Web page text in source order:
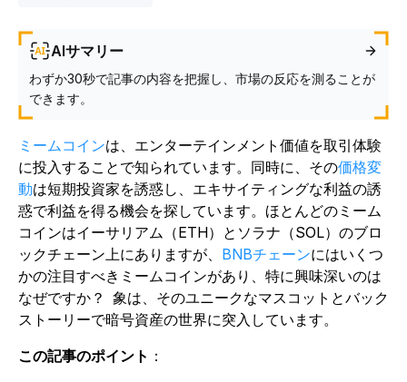
AIサマリー
わずか30秒で記事の内容を把握し、市場の反応を測ることが
できます。
ミームコインは、エンターテインメント価値を取引体験
に投入することで知られています。同時に、その価格変
動は短期投資家を誘惑し、エキサイティングな利益の誘
惑で利益を得る機会を探しています。ほとんどのミーム
コインはイーサリアム（ETH）とソラナ（SOL）のブロ
ックチェーン上にありますが、 BNBチェーンにはいくつ
かの注目すべきミームコインがあり、特に興味深いのは
なぜですか？ 象は、そのユニークなマスコットとバック
ストーリーで暗号資産の世界に突入しています。
この記事のポイント ：